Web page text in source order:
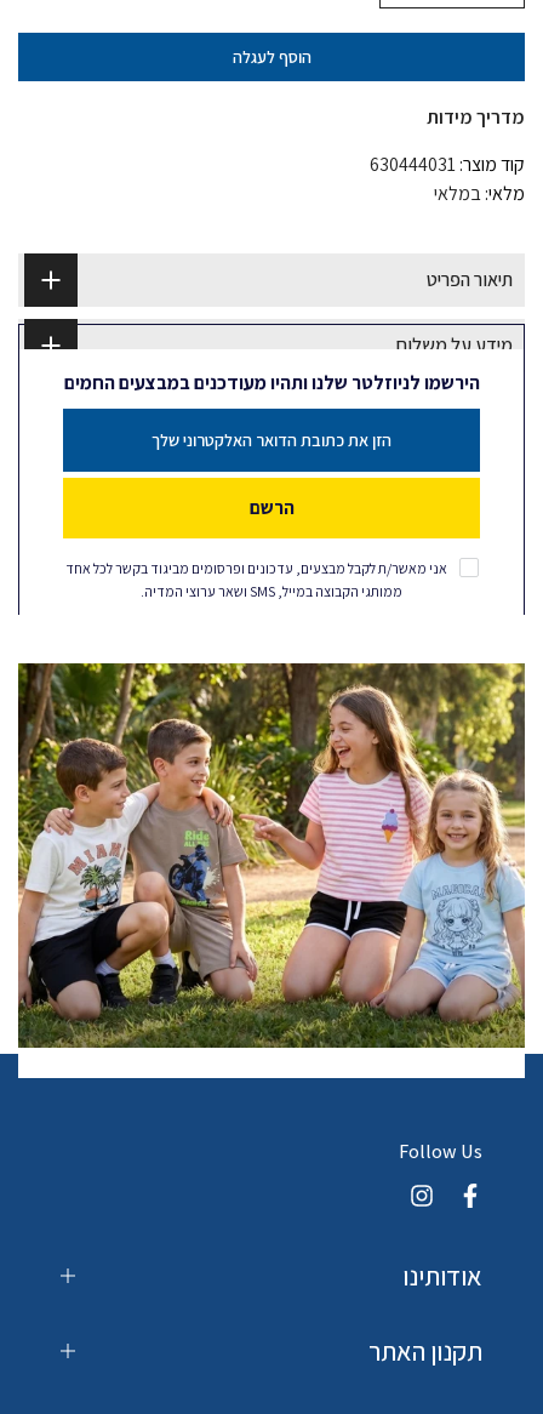
הוסף לעגלה
מדריך מידות
קוד מוצר:630444031
מלאי:במלאי
תיאור הפריט
מידע על משלוח
הירשמו לניוזלטר שלנו ותהיו מעודכנים במבצעים החמים
הרשם
אני מאשר/ת לקבל מבצעים, עדכונים ופרסומים מביגוד בקשר לכל אחד
ממותגי הקבוצה במייל, SMS ושאר ערוצי המדיה.
Follow Us
אודותינו
תקנון האתר